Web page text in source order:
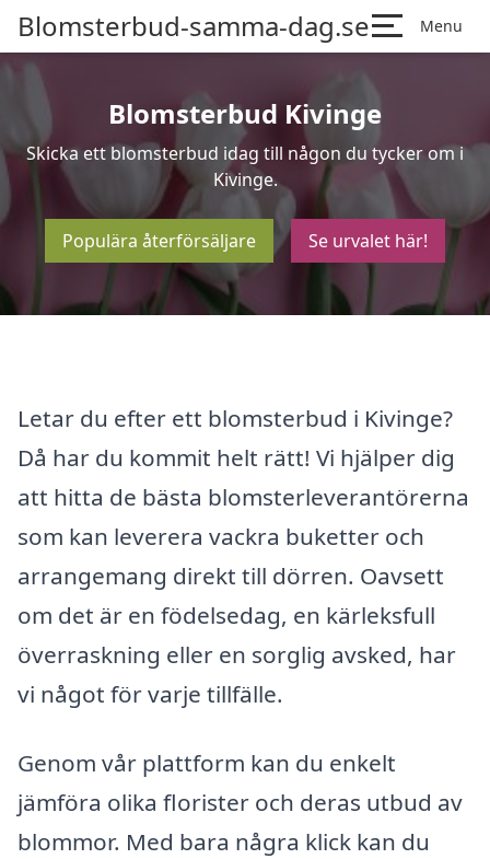
Blomsterbud-samma-dag.se Menu
Blomsterbud Kivinge
Skicka ett blomsterbud idag till någon du tycker om i
Kivinge.
Populära återförsäljare Se urvalet här!
Letar du efter ett blomsterbud i Kivinge?
Då har du kommit helt rätt! Vi hjälper dig
att hitta de bästa blomsterleverantörerna
som kan leverera vackra buketter och
arrangemang direkt till dörren. Oavsett
om det är en födelsedag, en kärleksfull
överraskning eller en sorglig avsked, har
vi något för varje tillfälle.
Genom vår plattform kan du enkelt
jämföra olika florister och deras utbud av
blommor. Med bara några klick kan du